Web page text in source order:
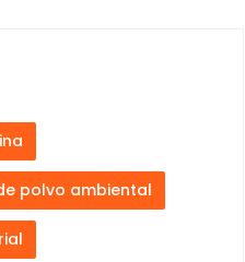
polvo ambiental